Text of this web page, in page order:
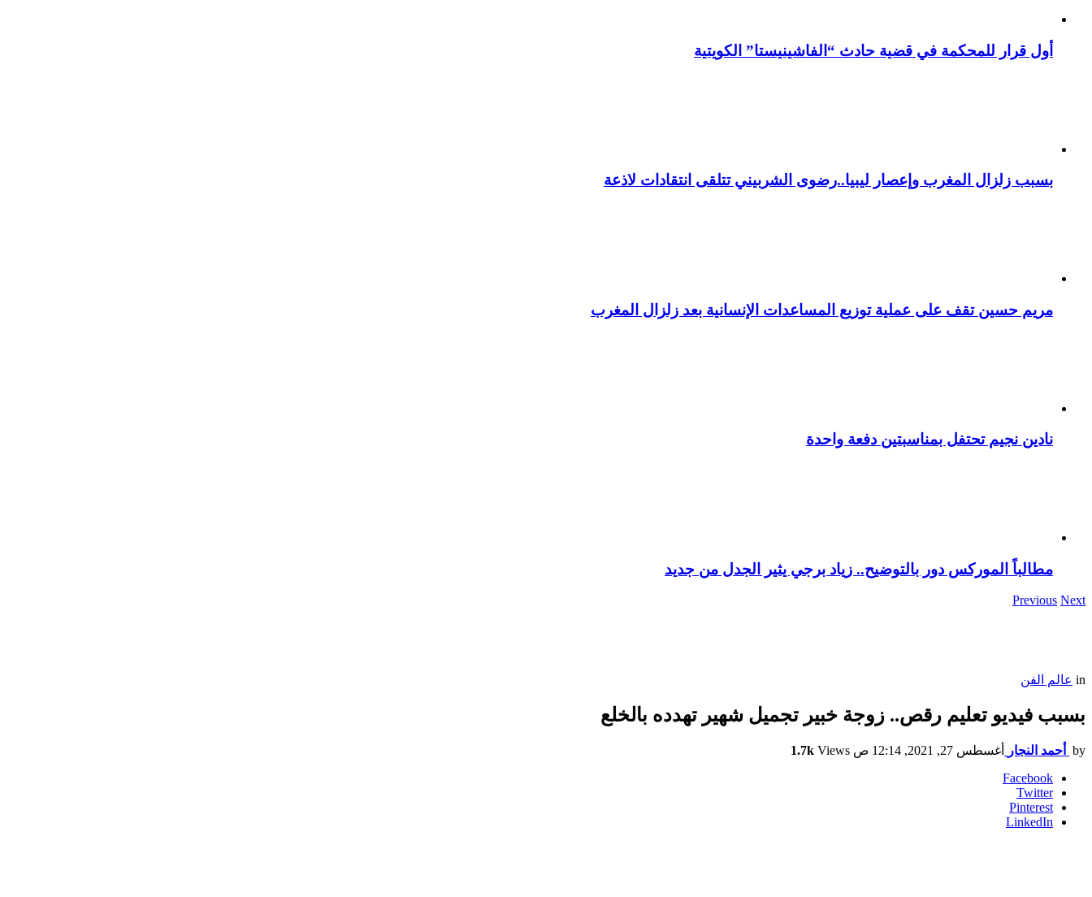
أول قرار للمحكمة في قضية حادث “الفاشينيستا” الكويتية
بسبب زلزال المغرب وإعصار ليبيا..رضوى الشربيني تتلقى انتقادات لاذعة
مريم حسين تقف على عملية توزيع المساعدات الإنسانية بعد زلزال المغرب
نادين نجيم تحتفل بمناسبتين دفعة واحدة
مطالباً الموركس دور بالتوضيح.. زياد برجي يثير الجدل من جديد
Previous Next
in عالم الفن
بسبب فيديو تعليم رقص.. زوجة خبير تجميل شهير تهدده بالخلع
by أحمد النجار أغسطس 27, 2021, 12:14 ص 1.7k Views
Facebook
Twitter
Pinterest
LinkedIn